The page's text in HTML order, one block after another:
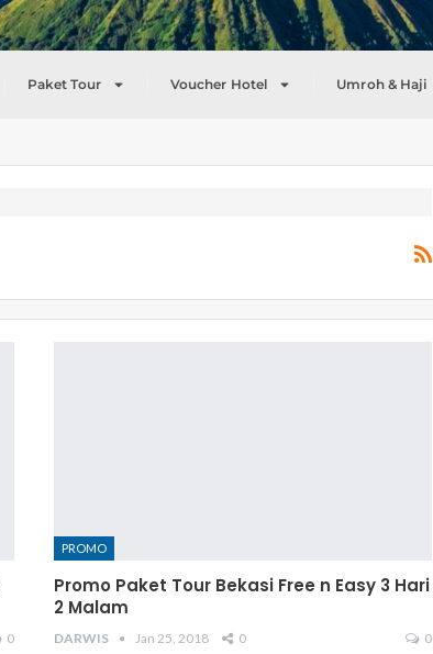
Paket Tour Voucher Hotel Umroh & Haji
0
PROMO
Promo Paket Tour Bekasi Free n Easy 3 Hari
2 Malam
DARWIS Jan 25, 2018 0 0